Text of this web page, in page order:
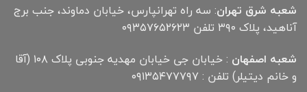
شعبه شرق تهران: سه راه تهرانپارس، خیابان دماوند، جنب برج
آناهید، پلاک ۳۹۰ تلفن ۰۹۳۵۷۶۵۲۶۲۳
شعبه اصفهان
: خیابان جی خیابان مهدیه جنوبی پلاک ۱۰۸ (آقا
و خانم دیتیلر) تلفن : ۰۹۱۳۵۴۷۷۷۹۷